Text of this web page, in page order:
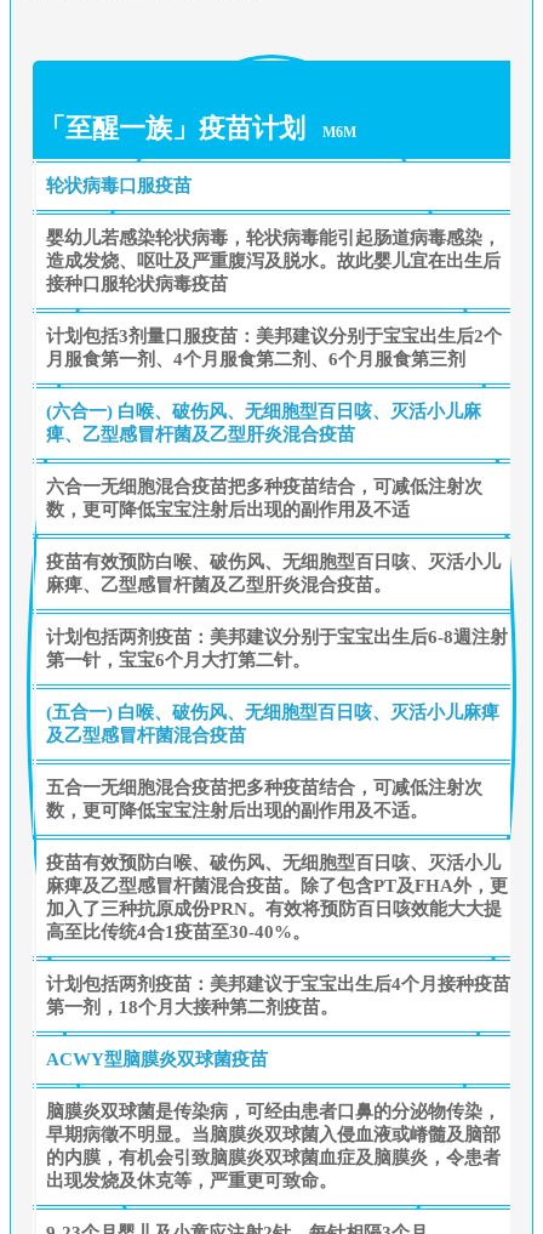
「至醒一族」疫苗计划 M6M
轮状病毒口服疫苗
婴幼儿若感染轮状病毒，轮状病毒能引起肠道病毒感染，
造成发烧、呕吐及严重腹泻及脱水。故此婴儿宜在出生后
接种口服轮状病毒疫苗
计划包括3剂量口服疫苗：美邦建议分别于宝宝出生后2个
月服食第一剂、4个月服食第二剂、6个月服食第三剂
(六合一) 白喉、破伤风、无细胞型百日咳、灭活小儿麻
痺、乙型感冒杆菌及乙型肝炎混合疫苗
六合一无细胞混合疫苗把多种疫苗结合，可减低注射次
数，更可降低宝宝注射后出现的副作用及不适
疫苗有效预防白喉、破伤风、无细胞型百日咳、灭活小儿
麻痺、乙型感冒杆菌及乙型肝炎混合疫苗。
计划包括两剂疫苗：美邦建议分别于宝宝出生后6-8週注射
第一针，宝宝6个月大打第二针。
(五合一) 白喉、破伤风、无细胞型百日咳、灭活小儿麻痺
及乙型感冒杆菌混合疫苗
五合一无细胞混合疫苗把多种疫苗结合，可减低注射次
数，更可降低宝宝注射后出现的副作用及不适。
疫苗有效预防白喉、破伤风、无细胞型百日咳、灭活小儿
麻痺及乙型感冒杆菌混合疫苗。除了包含PT及FHA外，更
加入了三种抗原成份PRN。有效将预防百日咳效能大大提
高至比传统4合1疫苗至30-40%。
计划包括两剂疫苗：美邦建议于宝宝出生后4个月接种疫苗
第一剂，18个月大接种第二剂疫苗。
ACWY型脑膜炎双球菌疫苗
脑膜炎双球菌是传染病，可经由患者口鼻的分泌物传染，
早期病徵不明显。当脑膜炎双球菌入侵血液或嵴髓及脑部
的内膜，有机会引致脑膜炎双球菌血症及脑膜炎，令患者
出现发烧及休克等，严重更可致命。